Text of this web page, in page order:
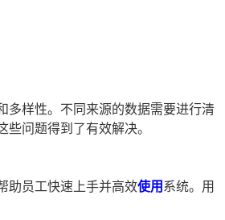
多样性。不同来源的数据需要进行清
些问题得到了有效解决。
助员工快速上手并高效使用 系统。用